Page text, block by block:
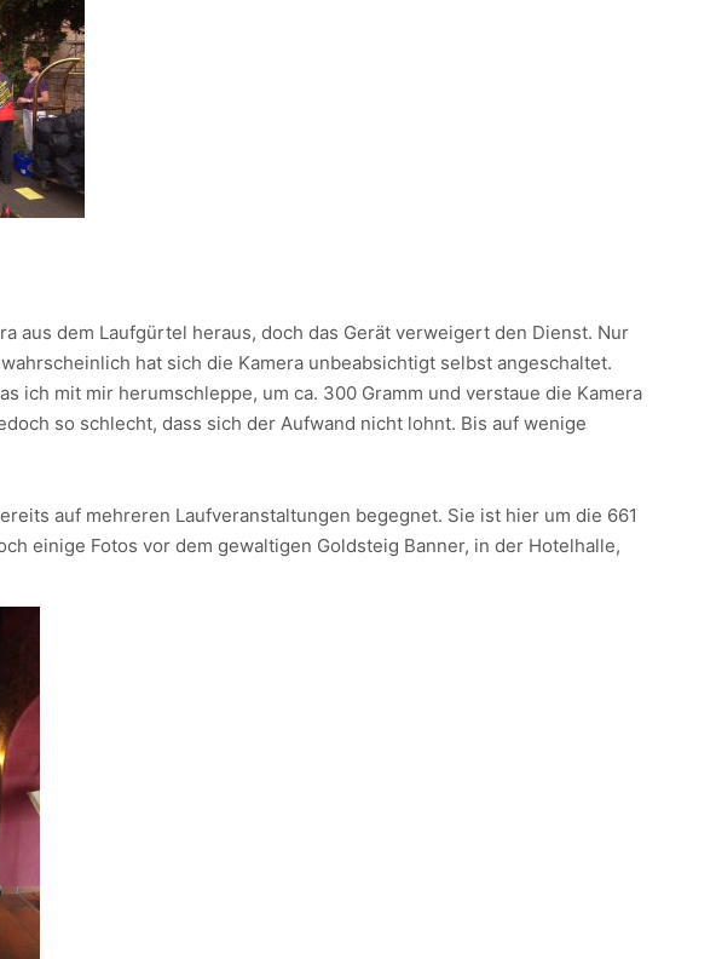
aus dem Laufgürtel heraus, doch das Gerät verweigert den Dienst. Nur
hat sich die Kamera unbeabsichtigt selbst angeschaltet.
ich mit mir herumschleppe, um ca. 300 Gramm und verstaue die Kamera
so schlecht, dass sich der Aufwand nicht lohnt. Bis auf wenige
auf mehreren Laufveranstaltungen begegnet. Sie ist hier um die 661
einige Fotos vor dem gewaltigen Goldsteig Banner, in der Hotelhalle,